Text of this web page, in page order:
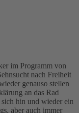
im Programm von
nach Freiheit
genauso stellen
an das Rad
hin und wieder ein
aber auch immer